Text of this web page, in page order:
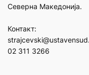
Северна Македонија.
Контакт:
02 311 3266